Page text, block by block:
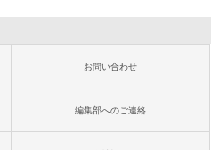
お問い合わせ
編集部へのご連絡